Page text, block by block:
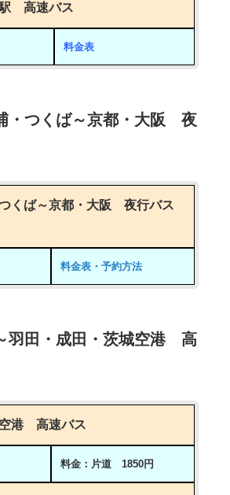
高速バス
料金表
・つくば～京都・大阪 夜
くば～京都・大阪 夜行バス
料金表・予約方法
羽田・成田・茨城空港 高
港 高速バス
料金：片道 1850円